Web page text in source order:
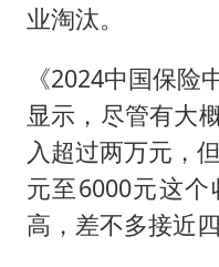
业淘汰。
《2024中国保
显示，尽管有大
入超过两万元，
元至6000元这
高，差不多接近四